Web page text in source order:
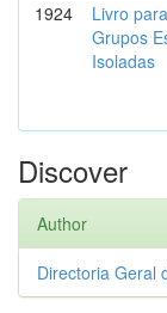
1924
Livro
Grupos
Isoladas
Discover
Author
Directoria Geral